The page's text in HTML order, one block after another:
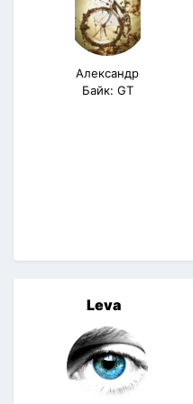
Александр
Байк: GT
Leva